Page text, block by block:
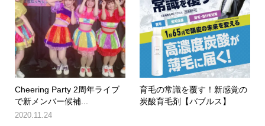
Cheering Party 2周年ライブ
で新メンバー候補...
2020.11.24
育毛の常識を覆す！新感覚の
炭酸育毛剤【バブルス】